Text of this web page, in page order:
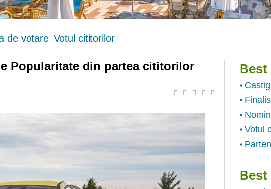
de votare Votul cititorilor
Popularitate din partea cititorilor Best
•
•
•
• Votul
•
Best